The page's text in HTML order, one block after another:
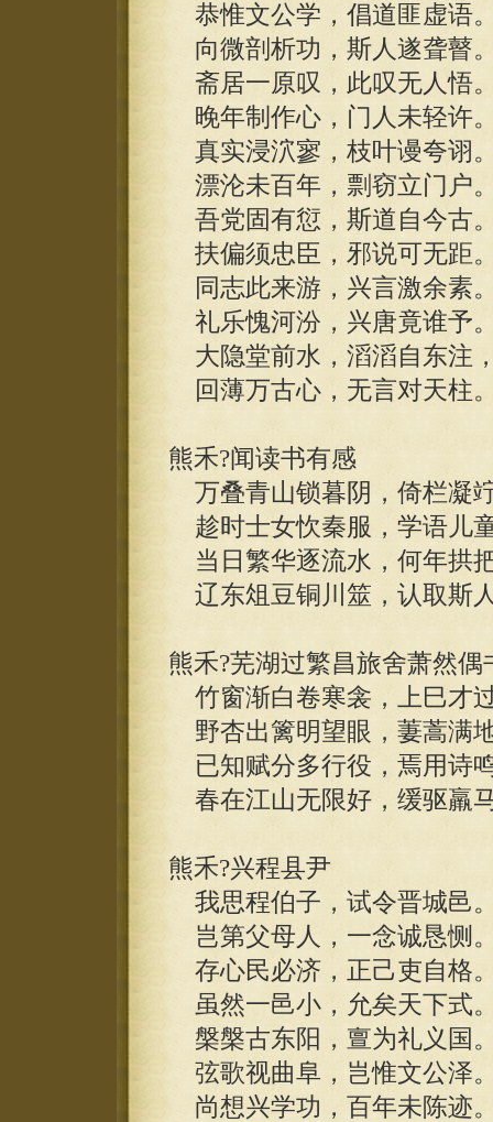
恭惟文公学，倡道匪虚语
向微剖析功，斯人遂聋瞽
斋居一原叹，此叹无人悟
晚年制作心，门人未轻许
真实浸泬寥，枝叶谩夸诩
漂沦未百年，剽窃立门户
吾党固有愆，斯道自今古
扶偏须忠臣，邪说可无距
同志此来游，兴言激余素
礼乐愧河汾，兴唐竟谁予
大隐堂前水，滔滔自东注
回薄万古心，无言对天柱
熊禾?闻读书有感
万叠青山锁暮阴，倚栏凝
趁时士女忺秦服，学语儿
当日繁华逐流水，何年拱
辽东俎豆铜川筮，认取斯
熊禾?芜湖过繁昌旅舍萧然偶
竹窗渐白卷寒衾，上巳才
野杏出篱明望眼，萋蒿满
已知赋分多行役，焉用诗
春在江山无限好，缓驱羸
熊禾?兴程县尹
我思程伯子，试令晋城邑
岂第父母人，一念诚恳恻
存心民必济，正己吏自格
虽然一邑小，允矣天下式
槃槃古东阳，亶为礼义国
弦歌视曲阜，岂惟文公泽
尚想兴学功，百年未陈迹